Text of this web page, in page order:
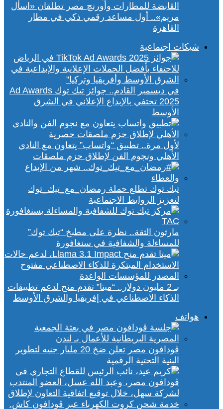
القابضة للمطارات وأورنچ مصر تطلقان «اسأل
مريم».. أول مساعد رقمي ذكي في مطار
القاهرة
شبكات اجتماعية
في ديسمبر القادم.. جوائز تيك توك Ad Awards
2025 تحتفي بالإبداع الإعلاني في الشرق
الأوسط
لأول مرة.. تطبيق “واتساب” يتعاون مع النادي
الأهلي ونجوم الفن لإطلاق حزم ملصقات
تيك توك تطلع حملة رمضان_مع_تيك_توك
لتعزيز الروابط الاجتماعية
مارثون الثقة.. نظرة على مطبخ “تيك توك”
للمساءلة والشفافية في سنغافورة
بـ 2 مليون دولار.. “ميتا” تقدم منح لدعم تطبيقات
الذكاء الاصطناعي في إفريقيا والشرق الأوسط
هواتف
ڤودافون مصر تعلن ضخ 20 مليار جنيه لتطوير
البنية التحتية الرقمية